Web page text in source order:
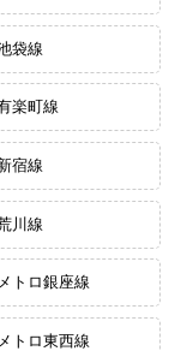
袋線
楽町線
宿線
川線
トロ銀座線
トロ東西線